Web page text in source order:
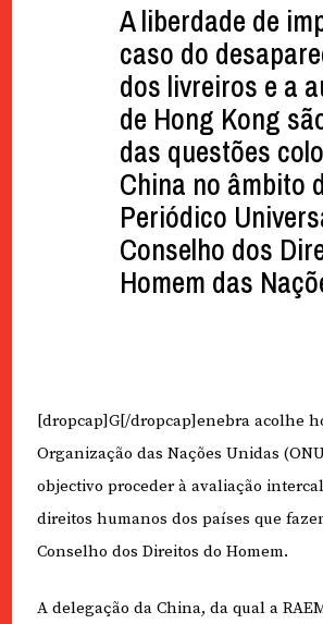
A liberdade de
caso do
dos livreiros e a
de Hong Kong
das questões
China no âmbito
Periódico
Conselho dos
Homem das
[dropcap]G[/dropcap]enebra acolhe
Organização das Nações Unidas
objectivo proceder à avaliação
direitos humanos dos países que
Conselho dos Direitos do Homem.
A delegação da China, da qual a